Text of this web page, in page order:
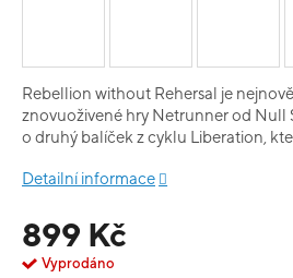
899 Kč
Vyprodáno
Rebellion without Rehersal je
znovuoživené hry Netrunner od Null
o druhý balíček z cyklu Liberation,
herních karet - 3 identity a 186 karet,
Nová série přináší značný skok v
se už vyrovnají i překonají mnoho
Detailní informace